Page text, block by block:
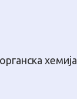
хемија